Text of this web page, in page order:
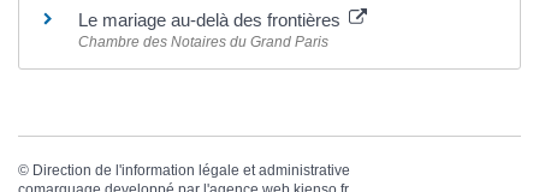
Le mariage au-delà des frontières
Chambre des Notaires du Grand Paris
© Direction de l'information légale et administrative